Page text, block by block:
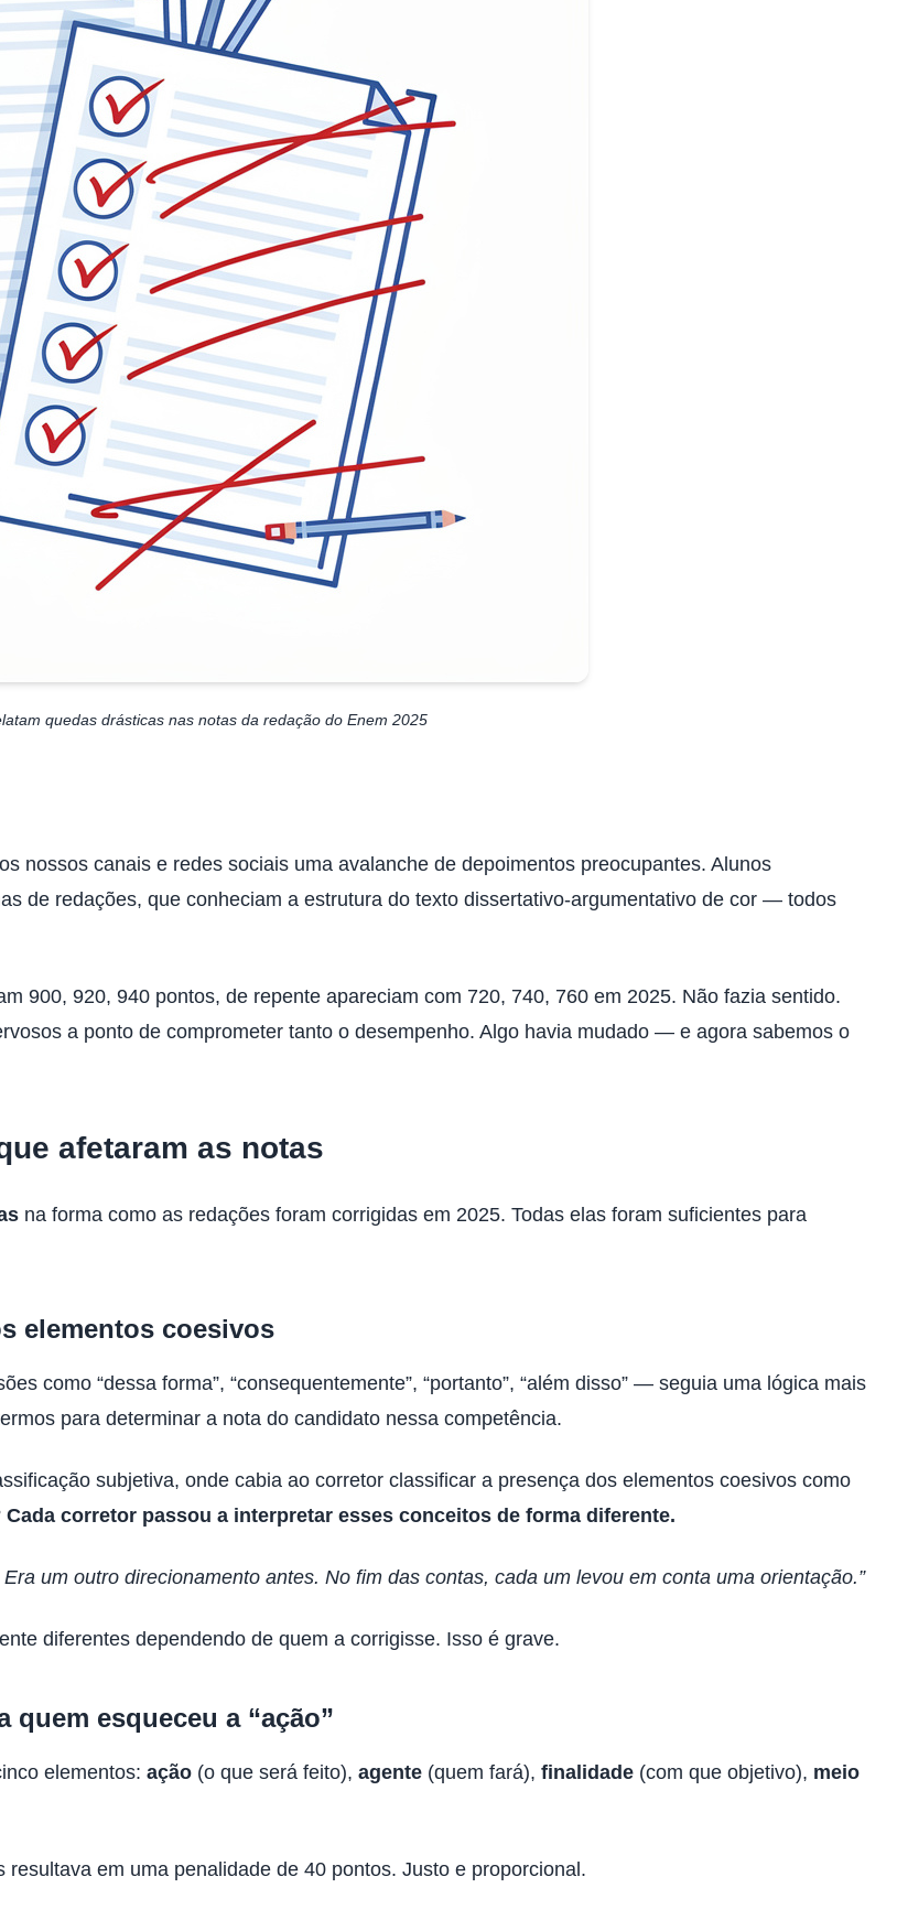
quedas drásticas nas notas da redação do Enem 2025
nossos canais e redes sociais uma avalanche de depoimentos preocupantes. Alunos
de redações, que conheciam a estrutura do texto dissertativo-argumentativo de cor — todos
900, 920, 940 pontos, de repente apareciam com 720, 740, 760 em 2025. Não fazia sentido.
a ponto de comprometer tanto o desempenho. Algo havia mudado — e agora sabemos o
afetaram as notas
na forma como as redações foram corrigidas em 2025. Todas elas foram suficientes para
elementos coesivos
como “dessa forma”, “consequentemente”, “portanto”, “além disso” — seguia uma lógica mais
para determinar a nota do candidato nessa competência.
subjetiva, onde cabia ao corretor classificar a presença dos elementos coesivos como
Cada corretor passou a interpretar esses conceitos de forma diferente.
um outro direcionamento antes. No fim das contas, cada um levou em conta uma orientação.”
diferentes dependendo de quem a corrigisse. Isso é grave.
esqueceu a “ação”
elementos: ação (o que será feito), agente (quem fará), finalidade (com que objetivo), meio
em uma penalidade de 40 pontos. Justo e proporcional.